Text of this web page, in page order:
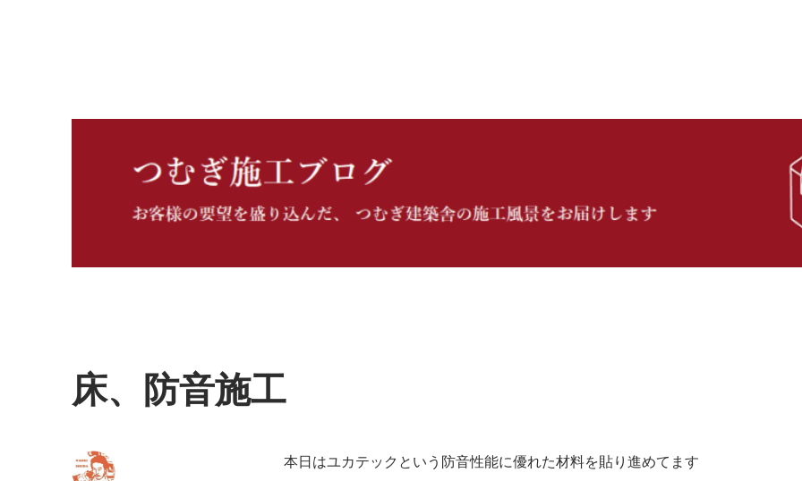
床、防音施工
本日はユカテックという防音性能に優れた材料を貼り進めてます